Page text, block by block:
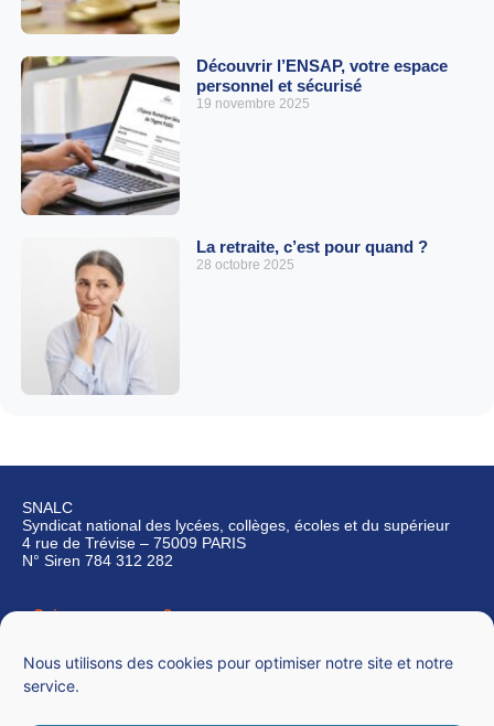
Nous utilisons des cookies pour optimiser notre site et notre
service.
Découvrir l’ENSAP, votre espace
personnel et sécurisé
19 novembre 2025
La retraite, c’est pour quand ?
28 octobre 2025
SNALC
Syndicat national des lycées, collèges, écoles et du supérieur
4 rue de Trévise – 75009 PARIS
N° Siren 784 312 282
Qui sommes-nous ?